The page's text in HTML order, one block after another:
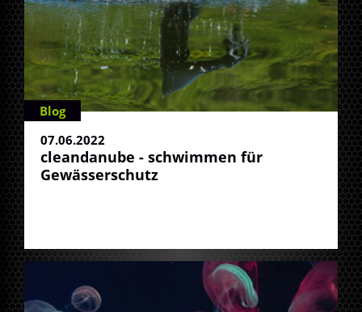
Blog
07.06.2022
cleandanube - schwimmen für
Gewässerschutz